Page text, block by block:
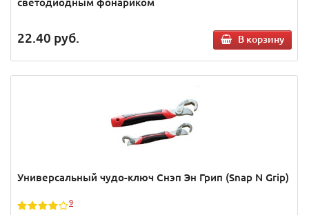
22.40 руб. В корзину
Универсальный чудо-ключ Снэп Эн Грип (Snap N Grip)
9